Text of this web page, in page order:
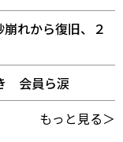
れから復旧、２
会員ら涙
もっと見る＞